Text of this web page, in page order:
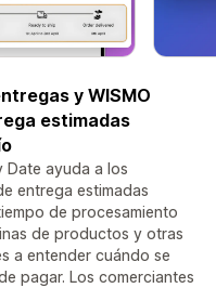
y WISMO
estimadas
Date ayuda a los
entrega estimadas
de procesamiento
de productos y otras
a entender cuándo se
pagar. Los comerciantes